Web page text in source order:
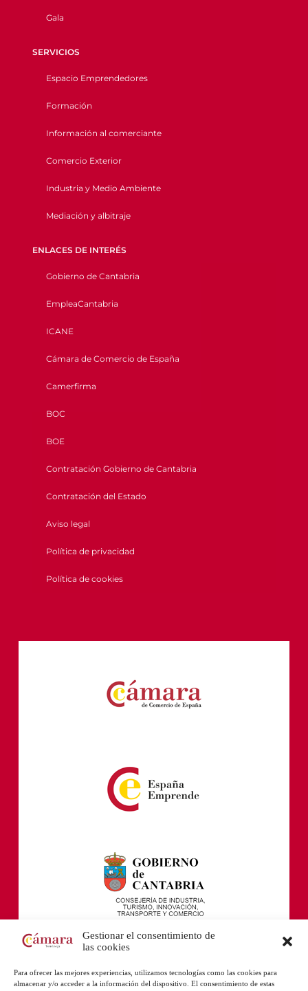
Gestionar el consentimiento de
las cookies
Para ofrecer las mejores experiencias, utilizamos tecnologías como las cookies para
almacenar y/o acceder a la información del dispositivo. El consentimiento de estas
Gala
SERVICIOS
Espacio Emprendedores
Formación
Información al comerciante
Comercio Exterior
Industria y Medio Ambiente
Mediación y albitraje
ENLACES DE INTERÉS
Gobierno de Cantabria
EmpleaCantabria
ICANE
Cámara de Comercio de España
Camerfirma
BOC
BOE
Contratación Gobierno de Cantabria
Contratación del Estado
Aviso legal
Política de privacidad
Política de cookies